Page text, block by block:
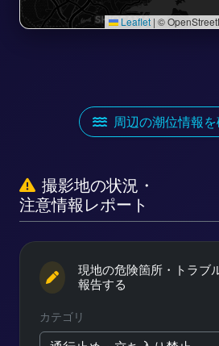
Leaflet | ©
周辺の潮位情報
撮影地の状況・
注意情報レポート
現地の危険箇所・トラブ
報告する
カテゴリ